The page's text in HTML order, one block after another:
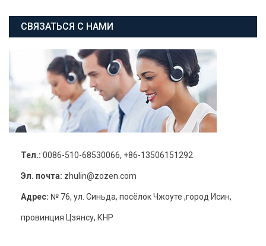
СВЯЗАТЬСЯ С НАМИ
Тел.: 0086-510-68530066, +86-13506151292
Эл. почта: zhulin@zozen.com
Адрес: № 76, ул. Синьда, посёлок Чжоуте ,город Исин,
провинция Цзянсу, КНР